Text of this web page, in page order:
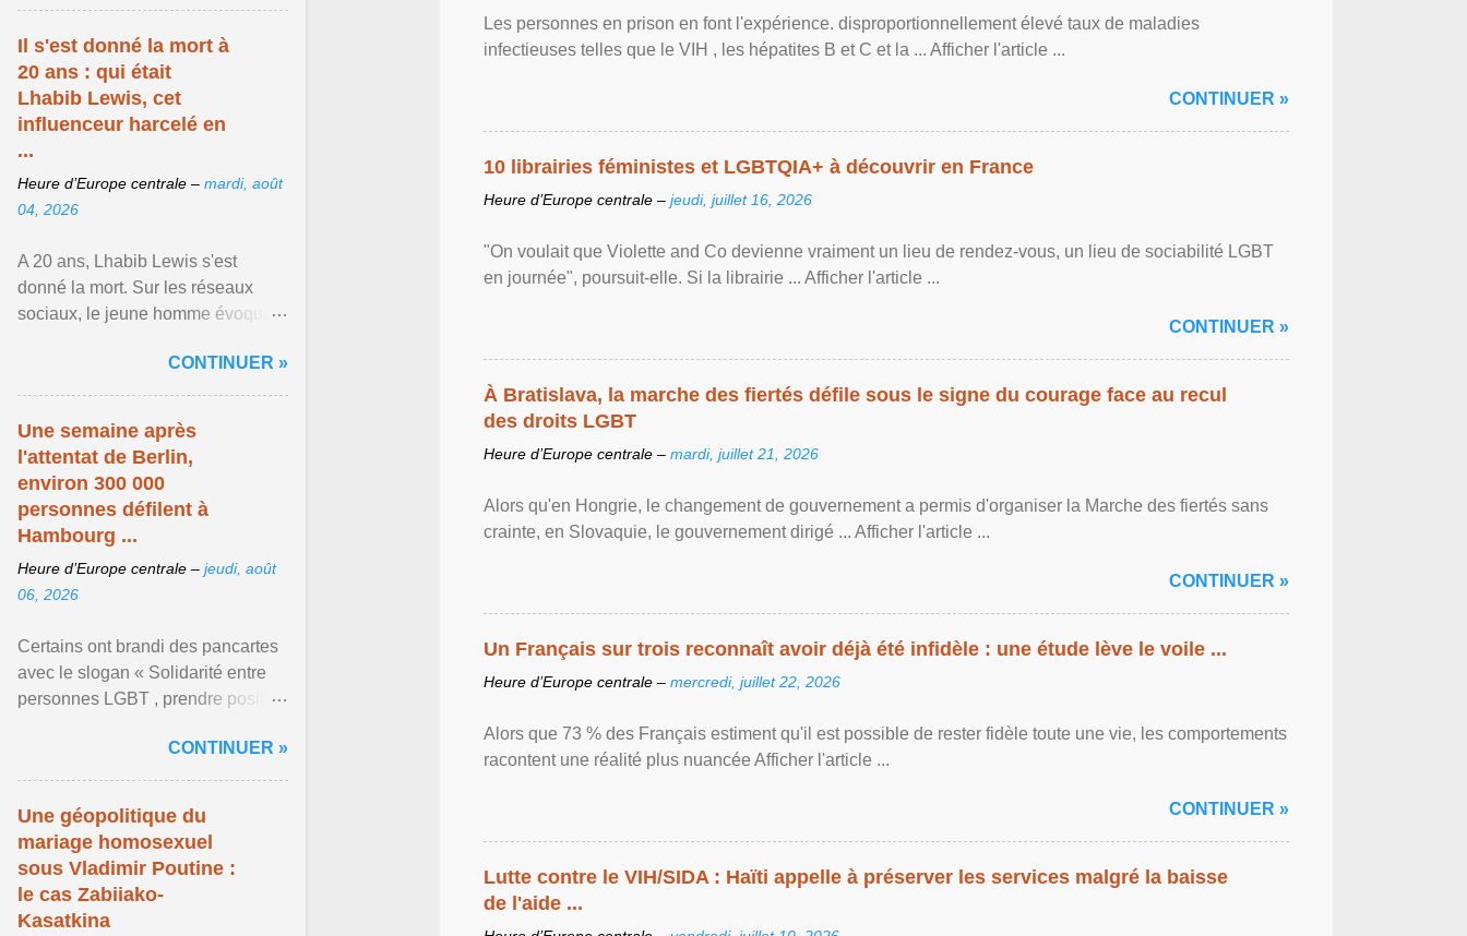
Les personnes en prison en font l'expérience. disproportionnellement élevé taux de maladies
infectieuses telles que le VIH , les hépatites B et C et la ... Afficher l'article ...
CONTINUER »
10 librairies féministes et LGBTQIA+ à découvrir en France
Heure d’Europe centrale – jeudi, juillet 16, 2026
"On voulait que Violette and Co devienne vraiment un lieu de rendez-vous, un lieu de sociabilité LGBT
en journée", poursuit-elle. Si la librairie ... Afficher l'article ...
CONTINUER »
À Bratislava, la marche des fiertés défile sous le signe du courage face au recul
des droits LGBT
Heure d’Europe centrale – mardi, juillet 21, 2026
Alors qu'en Hongrie, le changement de gouvernement a permis d'organiser la Marche des fiertés sans
crainte, en Slovaquie, le gouvernement dirigé ... Afficher l'article ...
CONTINUER »
Un Français sur trois reconnaît avoir déjà été infidèle : une étude lève le voile ...
Heure d’Europe centrale – mercredi, juillet 22, 2026
Alors que 73 % des Français estiment qu'il est possible de rester fidèle toute une vie, les comportements
racontent une réalité plus nuancée Afficher l'article ...
CONTINUER »
Lutte contre le VIH/SIDA : Haïti appelle à préserver les services malgré la baisse
de l'aide ...
Il s'est donné la mort à
20 ans : qui était
Lhabib Lewis, cet
influenceur harcelé en
...
Heure d’Europe centrale – mardi, août
04, 2026
A 20 ans, Lhabib Lewis s'est
donné la mort. Sur les réseaux
sociaux, le jeune homme évoquait
santé mentale, sa sexualité et
Afficher l'article ...
CONTINUER »
Une semaine après
l'attentat de Berlin,
environ 300 000
personnes défilent à
Hambourg ...
Heure d’Europe centrale – jeudi, août
06, 2026
Certains ont brandi des pancartes
avec le slogan « Solidarité entre
personnes LGBT , prendre position
raison de l ... Afficher l'article ...
CONTINUER »
Une géopolitique du
mariage homosexuel
sous Vladimir Poutine :
le cas Zabiiako-
Kasatkina